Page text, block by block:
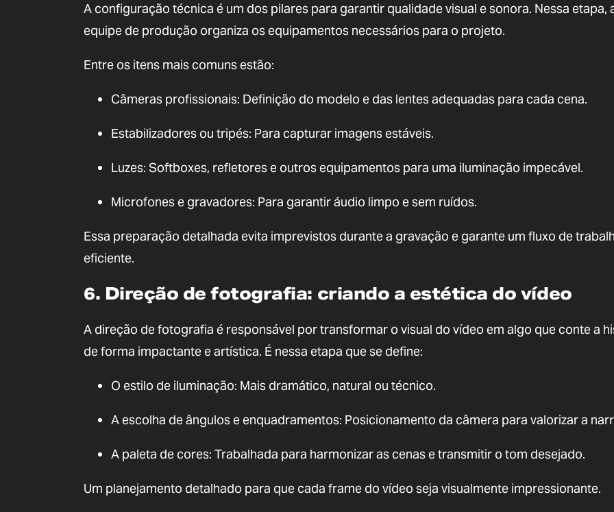
A configuração técnica é um dos pilares para garantir qualidade visual e sonora. Nessa etapa,
equipe de produção organiza os equipamentos necessários para o projeto.
Entre os itens mais comuns estão:
Câmeras profissionais: Definição do modelo e das lentes adequadas para cada cena.
Estabilizadores ou tripés: Para capturar imagens estáveis.
Luzes: Softboxes, refletores e outros equipamentos para uma iluminação impecável.
Microfones e gravadores: Para garantir áudio limpo e sem ruídos.
Essa preparação detalhada evita imprevistos durante a gravação e garante um fluxo de
eficiente.
6. Direção de fotografia: criando a estética do vídeo
A direção de fotografia é responsável por transformar o visual do vídeo em algo que conte a
de forma impactante e artística. É nessa etapa que se define:
O estilo de iluminação: Mais dramático, natural ou técnico.
A escolha de ângulos e enquadramentos: Posicionamento da câmera para valorizar a
A paleta de cores: Trabalhada para harmonizar as cenas e transmitir o tom desejado.
Um planejamento detalhado para que cada frame do vídeo seja visualmente impressionante.